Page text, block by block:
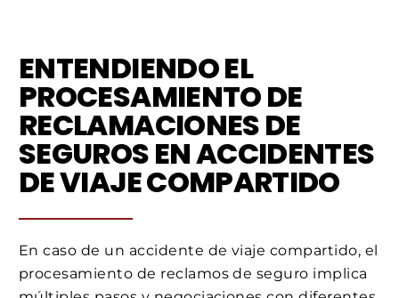
ENTENDIENDO EL
PROCESAMIENTO DE
RECLAMACIONES DE
SEGUROS EN ACCIDENTES
DE VIAJE COMPARTIDO
En caso de un accidente de viaje compartido, el
procesamiento de reclamos de seguro implica